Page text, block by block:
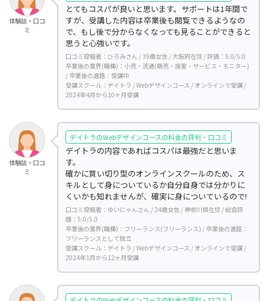
体験談・口コ
ミ
とてもコスパが良いと思います。サポートは1年間で
すが、受講した内容は卒業後も閲覧できるようなの
で、もし後で分からなくなっても見ることができると
思うと心強いです。
口コミ投稿者：ひろみさん / 39歳女性 / 大阪府在住 / 評価：5.0/5.0
卒業後の業界(職種)：小売・流通(販売・接客・サービス・モニター)
/ 卒業後の進路：受講中
受講スクール：デイトラ / Webデザインコース / オンラインで受講 /
2024年4月から10ヶ月受講
体験談・口コ
ミ
デイトラのWebデザインコースの料金の評判・口コミ
デイトラの内容であればコスパは最強だと思いま
す。
確かに買い切り型のオンラインスクールのため、ス
キルとして身についているか自分自身では分かりに
くいかも知れませんが、確実に身についているので!
口コミ投稿者：ゆいにゃんさん / 24歳女性 / 神奈川県在住 / 総合評
価：5.0/5.0
卒業後の業界(職種)：フリーランス(フリーランス) / 卒業後の進路：
フリーランスとして独立
受講スクール：デイトラ / Webデザインコース / オンラインで受講 /
2024年1月から12ヶ月受講